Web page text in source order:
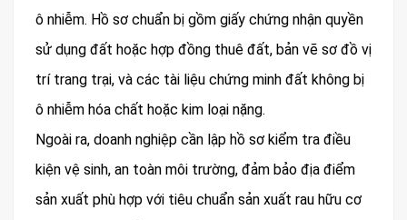
ô nhiễm. Hồ sơ chuẩn bị gồm giấy chứng nhận quyền
sử dụng đất hoặc hợp đồng thuê đất, bản vẽ sơ đồ vị
trí trang trại, và các tài liệu chứng minh đất không bị
ô nhiễm hóa chất hoặc kim loại nặng.
Ngoài ra, doanh nghiệp cần lập hồ sơ kiểm tra điều
kiện vệ sinh, an toàn môi trường, đảm bảo địa điểm
sản xuất phù hợp với tiêu chuẩn sản xuất rau hữu cơ